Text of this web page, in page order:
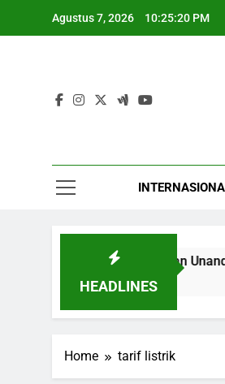
Agustus 7, 2026 10:25:20 PM
HEADLINES
Kerja Sama dengan Unand
Home tarif listrik